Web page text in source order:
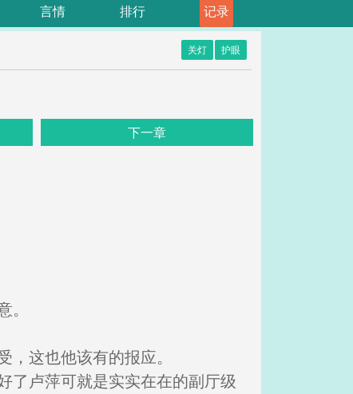
言情 排行 记录
关灯 护眼
下一章
这也他该有的报应。
了卢萍可就是实实在在的副厅级